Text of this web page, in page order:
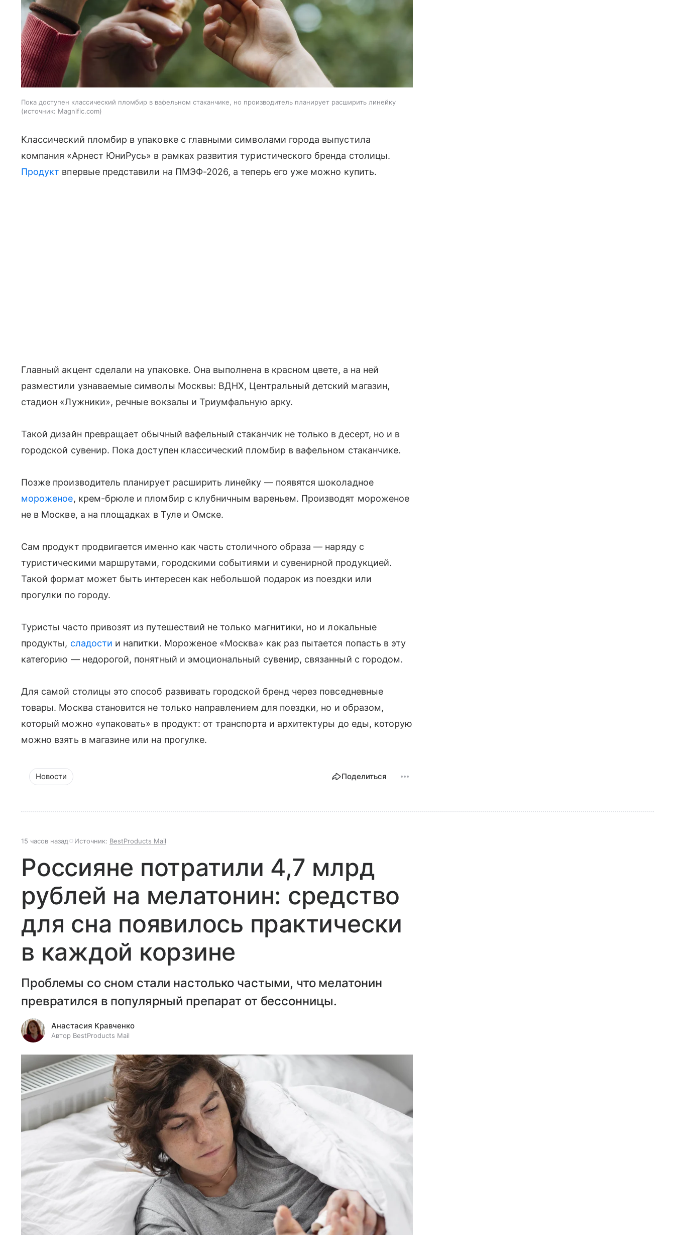
Пока доступен классический пломбир в вафельном стаканчике, но производитель планирует расширить линейку
источник: Magnific.com
Классический пломбир в упаковке с главными символами города выпустила
компания «Арнест ЮниРусь» в рамках развития туристического бренда столицы.
Продукт впервые представили на ПМЭФ-2026, а теперь его уже можно купить.
Главный акцент сделали на упаковке. Она выполнена в красном цвете, а на ней
разместили узнаваемые символы Москвы: ВДНХ, Центральный детский магазин,
стадион «Лужники», речные вокзалы и Триумфальную арку.
Такой дизайн превращает обычный вафельный стаканчик не только в десерт, но и в
городской сувенир. Пока доступен классический пломбир в вафельном стаканчике.
Позже производитель планирует расширить линейку — появятся шоколадное
мороженое, крем-брюле и пломбир с клубничным вареньем. Производят мороженое
не в Москве, а на площадках в Туле и Омске.
Сам продукт продвигается именно как часть столичного образа — наряду с
туристическими маршрутами, городскими событиями и сувенирной продукцией.
Такой формат может быть интересен как небольшой подарок из поездки или
прогулки по городу.
Туристы часто привозят из путешествий не только магнитики, но и локальные
продукты, сладости и напитки. Мороженое «Москва» как раз пытается попасть в эту
категорию — недорогой, понятный и эмоциональный сувенир, связанный с городом.
Для самой столицы это способ развивать городской бренд через повседневные
товары. Москва становится не только направлением для поездки, но и образом,
который можно «упаковать» в продукт: от транспорта и архитектуры до еды, которую
можно взять в магазине или на прогулке.
Новости Поделиться
15 часов назад Источник: BestProducts Mail
Россияне потратили 4,7 млрд
рублей на мелатонин: средство
для сна появилось практически
в каждой корзине
Проблемы со сном стали настолько частыми, что мелатонин
превратился в популярный препарат от бессонницы.
Анастасия Кравченко
Автор BestProducts Mail